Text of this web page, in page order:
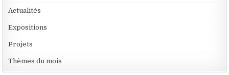
Actualités
Expositions
Projets
Thèmes du mois